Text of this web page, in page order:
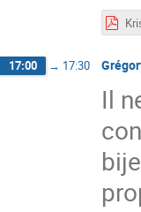
17:00 → 17:30
Il